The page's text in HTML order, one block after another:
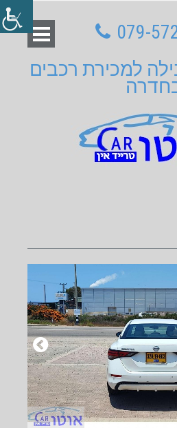
079-
למכירת רכבים